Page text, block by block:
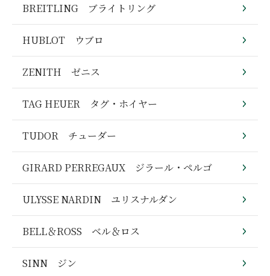
BREITLING ブライトリング
HUBLOT ウブロ
ZENITH ゼニス
TAG HEUER タグ・ホイヤー
TUDOR チューダー
GIRARD PERREGAUX ジラール・ペルゴ
ULYSSE NARDIN ユリスナルダン
BELL＆ROSS ベル＆ロス
SINN ジン